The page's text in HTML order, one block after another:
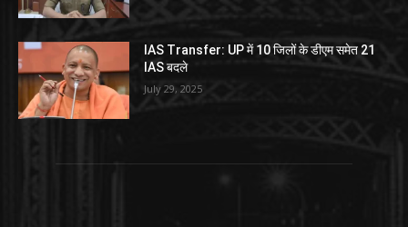
IAS Transfer: UP में 10 जिलों के डीएम समेत 21
IAS बदले
July 29, 2025